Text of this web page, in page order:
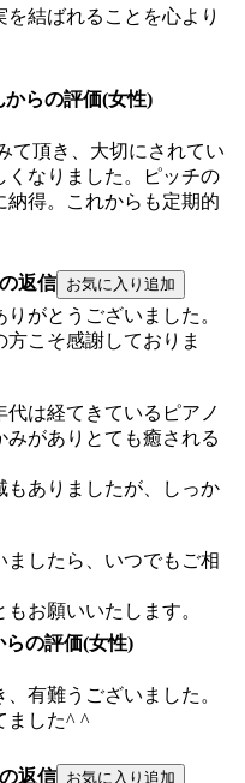
結ばれることを心より
からの評価(女性)
て頂き、大切にされてい
くなりました。ピッチの
得。これからも定期的
返信
がとうございました。
こそ感謝しておりま
は経てきているピアノ
がありとても癒される
もありましたが、しっか
したら、いつでもご相
お願いいたします。
らの評価(女性)
有難うございました。
ました^ ^
返信